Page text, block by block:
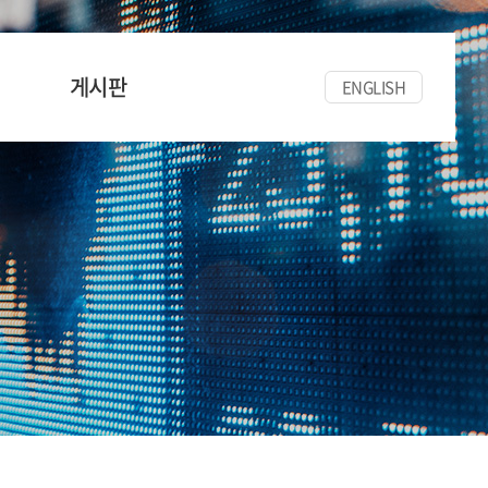
게시판
공지사항
세미나/워크숍
한양경금뉴스
자료실
ENGLISH